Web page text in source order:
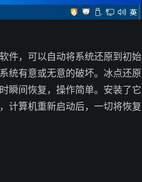
件，可以自动将系统还原到初始
统有意或无意的破坏。冰点还原
瞬间恢复，操作简单。安装了它
计算机重新启动后，一切将恢复